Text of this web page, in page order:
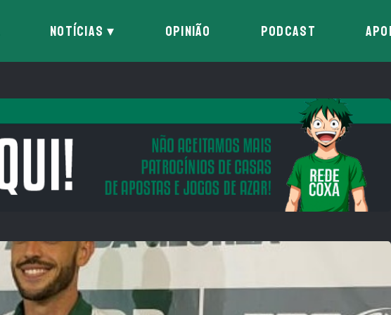
NOTÍCIAS OPINIÃO PODCAST